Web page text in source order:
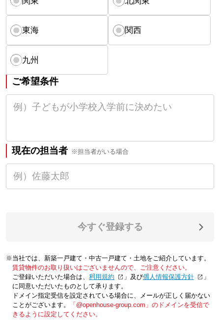
東海 関西
九州
ご希望条件
現在の担当者 ※担当者がいる場合
今すぐ登録する
※当社では、新築一戸建て・中古一戸建て・土地をご紹介しています。
賃貸物件のお取り扱いはございませんので、ご注意ください。
ご登録いただいた場合は、「利用規約 」及び「個人情報保護方針
」
に同意いただいたものとして承ります。
ドメイン指定受信を設定されている場合に、メールが正しく届かない
ことがございます。
「@openhouse-group.com」のドメインを受信で
きるように設定してください。